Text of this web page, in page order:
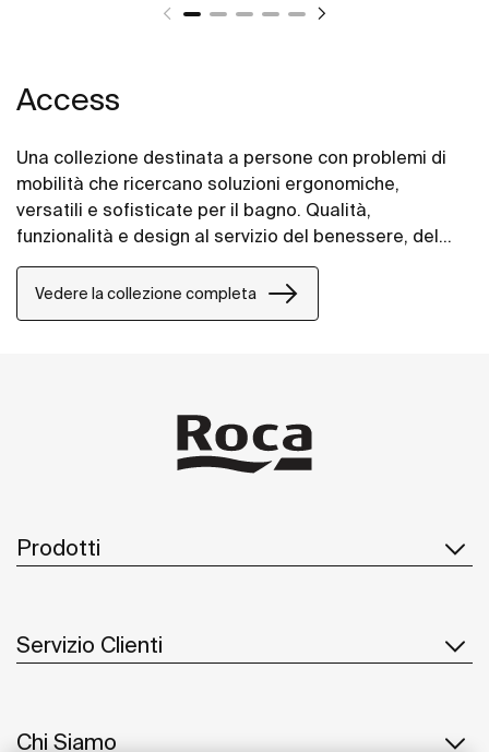
Access
Una collezione destinata a persone con problemi di
mobilità che ricercano soluzioni ergonomiche,
versatili e sofisticate per il bagno. Qualità,
funzionalità e design al servizio del benessere, del
comfort e della comodità per tutte le esigenze.
Vedere la collezione completa
Prodotti
Servizio Clienti
Chi Siamo